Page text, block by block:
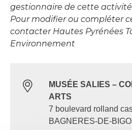
gestionnaire de cette
Pour modifier ou compléter
contacter Hautes Pyrénées
Environnement
MUSÉE SALIES –
ARTS
7 boulevard rolland
BAGNERES-DE-